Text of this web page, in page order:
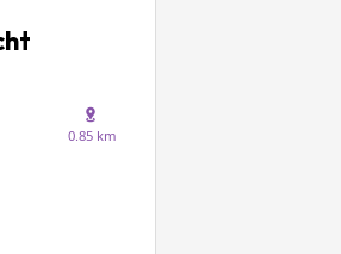
0.85 km